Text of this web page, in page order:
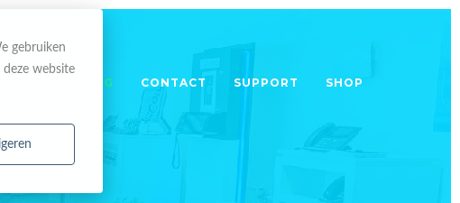
gebruiken
website
TRAINING CONTACT SUPPORT SHOP